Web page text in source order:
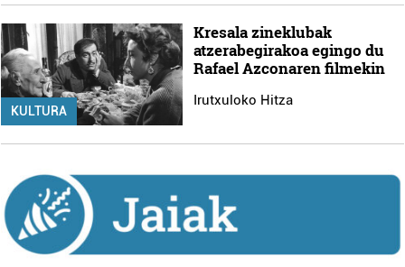
KULTURA
Kresala zineklubak
atzerabegirakoa egingo du
Rafael Azconaren filmekin
Irutxuloko Hitza